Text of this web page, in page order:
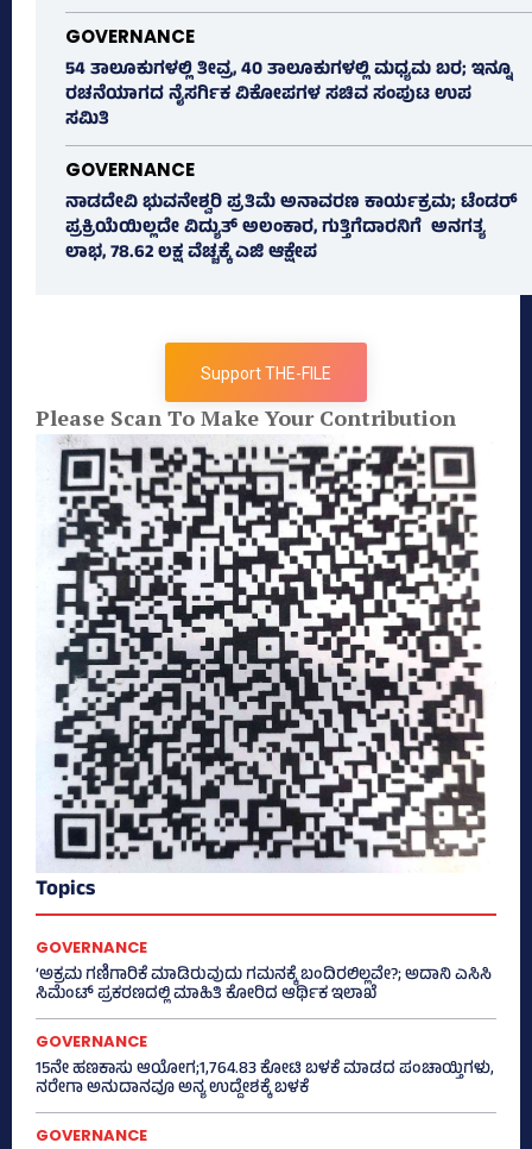
GOVERNANCE
54 ತಾಲೂಕುಗಳಲ್ಲಿ ತೀವ್ರ, 40 ತಾಲೂಕುಗಳಲ್ಲಿ ಮಧ್ಯಮ ಬರ; ಇನ್ನೂ
ರಚನೆಯಾಗದ ನೈಸರ್ಗಿಕ ವಿಕೋಪಗಳ ಸಚಿವ ಸಂಪುಟ ಉಪ
ಸಮಿತಿ
GOVERNANCE
ನಾಡದೇವಿ ಭುವನೇಶ್ವರಿ ಪ್ರತಿಮೆ ಅನಾವರಣ ಕಾರ್ಯಕ್ರಮ; ಟೆಂಡರ್
ಪ್ರಕ್ರಿಯೆಯಿಲ್ಲದೇ ವಿದ್ಯುತ್‌ ಅಲಂಕಾರ, ಗುತ್ತಿಗೆದಾರನಿಗೆ ಅನಗತ್ಯ
ಲಾಭ, 78.62 ಲಕ್ಷ ವೆಚ್ಚಕ್ಕೆ ಎಜಿ ಆಕ್ಷೇಪ
Support THE-FILE
Please Scan To Make Your Contribution
Topics
GOVERNANCE
‘ಅಕ್ರಮ ಗಣಿಗಾರಿಕೆ ಮಾಡಿರುವುದು ಗಮನಕ್ಕೆ ಬಂದಿರಲಿಲ್ಲವೇ?; ಅದಾನಿ ಎಸಿಸಿ
ಸಿಮೆಂಟ್ ಪ್ರಕರಣದಲ್ಲಿ ಮಾಹಿತಿ ಕೋರಿದ ಆರ್ಥಿಕ ಇಲಾಖೆ
GOVERNANCE
15ನೇ ಹಣಕಾಸು ಆಯೋಗ;1,764.83 ಕೋಟಿ ಬಳಕೆ ಮಾಡದ ಪಂಚಾಯ್ತಿಗಳು,
ನರೇಗಾ ಅನುದಾನವೂ ಅನ್ಯ ಉದ್ದೇಶಕ್ಕೆ ಬಳಕೆ
GOVERNANCE